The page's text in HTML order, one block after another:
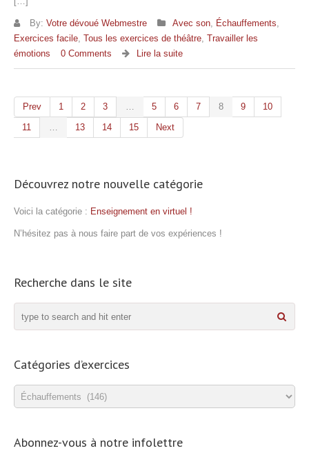
By: Votre dévoué Webmestre Avec son, Échauffements,
Exercices facile, Tous les exercices de théâtre, Travailler les
émotions
0 Comments Lire la suite
Prev 1 2 3 … 5 6 7 8 9
10
11
… 13 14 15 Next
Découvrez notre nouvelle catégorie
Voici la catégorie : Enseignement en virtuel !
N’hésitez pas à nous faire part de vos expériences !
Recherche dans le site
Catégories d’exercices
Catégories
d’exercices
Abonnez-vous à notre infolettre